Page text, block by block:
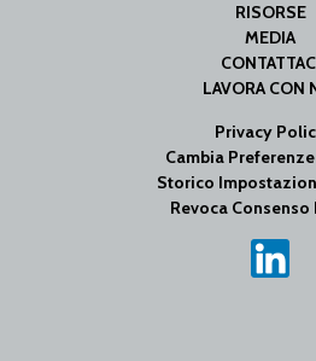
RISORSE
MEDIA
LAVORA CON
Privacy
Cambia
Storico
Revoca Consenso